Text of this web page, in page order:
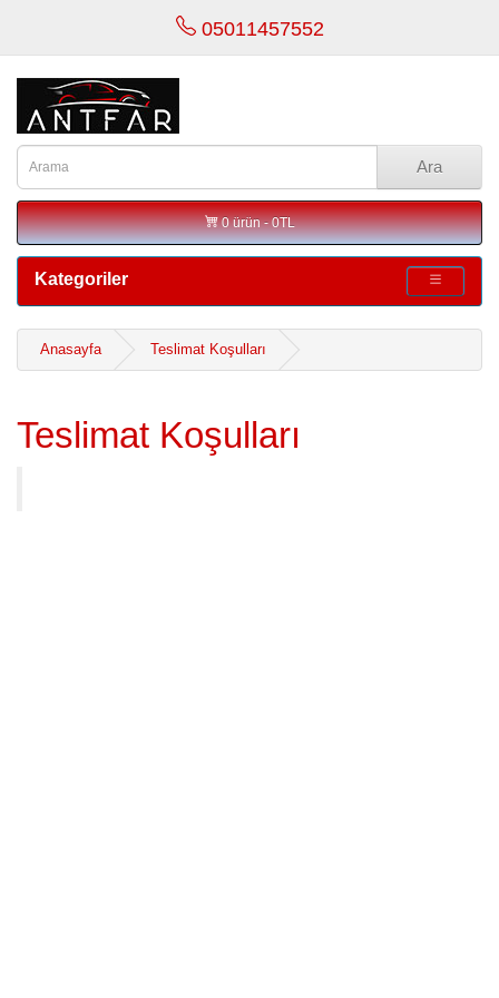
05011457552
Ara
0 ürün - 0TL
Kategoriler
Anasayfa Teslimat Koşulları
Teslimat Koşulları